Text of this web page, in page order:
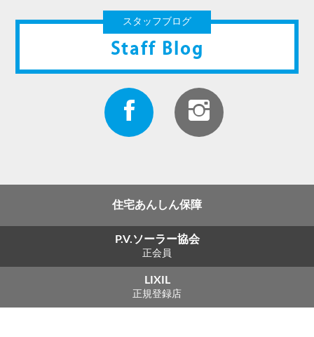
スタッフブログ
Staff Blog
住宅あんしん保障
P.V.ソーラー協会
正会員
LIXIL
正規登録店